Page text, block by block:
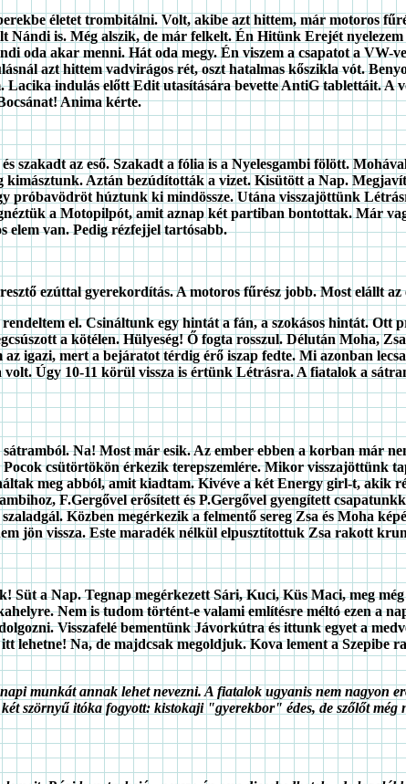
életet trombitálni. Volt, akibe azt hittem, már motoros
Nándi is. Még alszik, de már felkelt. Én Hitünk Erejét
oda akar menni. Hát oda megy. Én viszem a csapatot a VW-
azt hittem vadvirágos rét, oszt hatalmas kőszikla vót.
indulás előtt Edit utasítására bevette AntiG tablettáit.
Anima kérte.
szakadt az eső. Szakadt a fólia is a Nyelesgambi fölött.
kimásztunk. Aztán bezúdították a vizet. Kisütött a Nap.
próbavödröt húztunk ki mindössze. Utána visszajöttünk
a Motopilpót, amit aznap két partiban bontottak. Már
elem van. Pedig rézfejjel tartósabb.
ezúttal gyerekordítás. A motoros fűrész jobb. Most elállt
el. Csináltunk egy hintát a fán, a szokásos hintát.
a kötélen. Hülyeség! Ő fogta rosszul. Délután Moha,
igazi, mert a bejáratot térdig érő iszap fedte. Mi azonban
Úgy 10-11 körül vissza is értünk Létrásra. A fiatalok a
Na! Most már esik. Az ember ebben a korban már
csütörtökön érkezik terepszemlére. Mikor visszajöttünk
meg abból, amit kiadtam. Kivéve a két Energy girl-t, akik
F.Gergővel erősített és P.Gergővel gyengített
Közben megérkezik a felmentő sereg Zsa és Moha
jön vissza. Este maradék nélkül elpusztítottuk Zsa rakott
Süt a Nap. Tegnap megérkezett Sári, Kuci, Küs Maci, meg
Nem is tudom történt-e valami említésre méltó ezen a
Visszafelé bementünk Jávorkútra és ittunk egyet a
lehetne! Na, de majdcsak megoldjuk. Kova lement a Szepibe
munkát annak lehet nevezni. A fiatalok ugyanis nem nagyon
szörnyű itóka fogyott: kistokaji "gyerekbor" édes, de szőlőt még